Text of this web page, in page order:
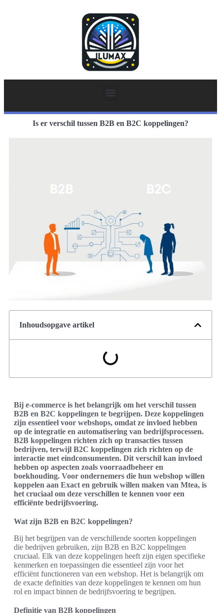
Is er verschil tussen B2B en B2C koppelingen?
Inhoudsopgave artikel
Bij e-commerce is het belangrijk om het verschil tussen
B2B en B2C koppelingen te begrijpen. Deze koppelingen
zijn essentieel voor webshops, omdat ze invloed hebben
op de integratie en automatisering van bedrijfsprocessen.
B2B koppelingen richten zich op transacties tussen
bedrijven, terwijl B2C koppelingen zich richten op de
interactie met eindconsumenten. Dit verschil kan invloed
hebben op aspecten zoals voorraadbeheer en
boekhouding. Voor ondernemers die hun webshop willen
koppelen aan Exact en gebruik willen maken van Mtea, is
het cruciaal om deze verschillen te kennen voor een
efficiënte bedrijfsvoering.
Wat zijn B2B en B2C koppelingen?
Bij het begrijpen van de verschillende soorten koppelingen
die bedrijven gebruiken, zijn B2B en B2C koppelingen
cruciaal. Elk van deze koppelingen heeft zijn eigen specifieke
kenmerken en toepassingen die essentieel zijn voor het
efficiënt functioneren van een webshop. Het is belangrijk om
de exacte definities van deze koppelingen te kennen om hun
rol en impact binnen de bedrijfsvoering te begrijpen.
Definitie van B2B koppelingen